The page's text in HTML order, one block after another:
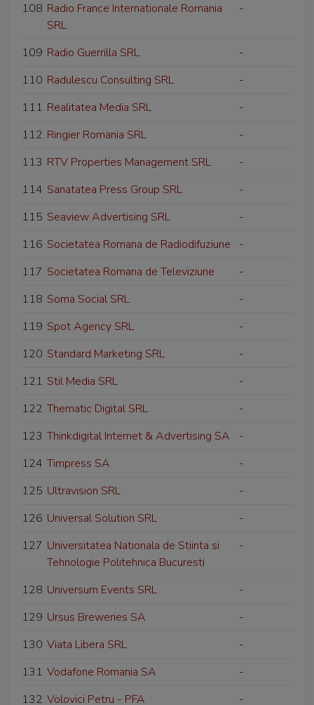
108 Radio France Internationale Romania
SRL
-
109 Radio Guerrilla SRL
-
110 Radulescu Consulting SRL
-
111 Realitatea Media SRL
-
112 Ringier Romania SRL
-
113 RTV Properties Management SRL
-
114 Sanatatea Press Group SRL
-
115 Seaview Advertising SRL
-
116 Societatea Romana de Radiodifuziune
-
117 Societatea Romana de Televiziune
-
118 Soma Social SRL
-
119 Spot Agency SRL
-
120 Standard Marketing SRL
-
121 Stil Media SRL
-
122 Thematic Digital SRL
-
123 Thinkdigital Internet & Advertising SA
-
124 Timpress SA
-
125 Ultravision SRL
-
126 Universal Solution SRL
-
127 Universitatea Nationala de Stiinta si
Tehnologie Politehnica Bucuresti
-
128 Universum Events SRL
-
129 Ursus Breweries SA
-
130 Viata Libera SRL
-
131 Vodafone Romania SA
-
132 Volovici Petru - PFA
-